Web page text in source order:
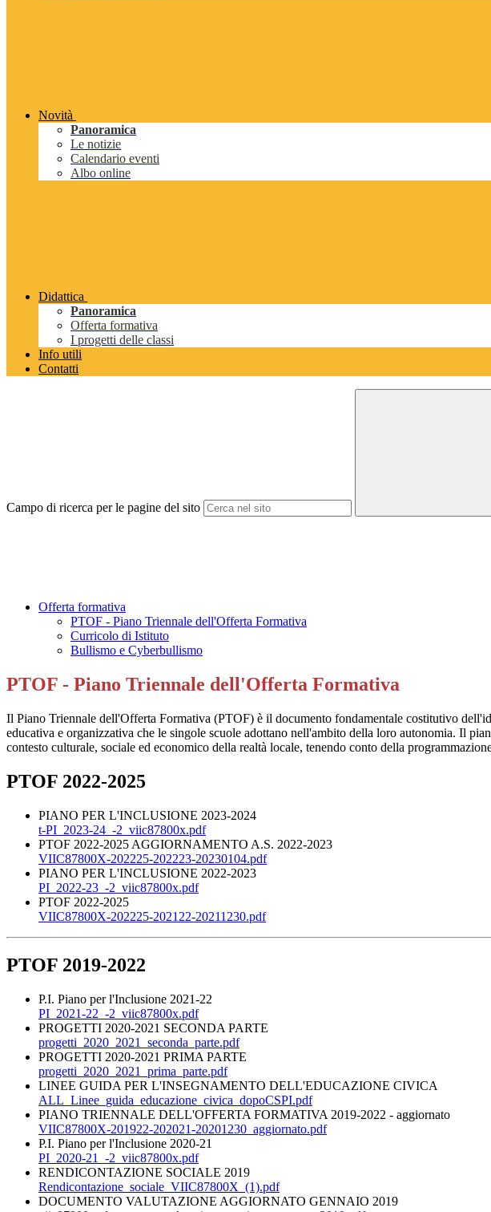
Novità
Panoramica
Le notizie
Calendario eventi
Albo online
Didattica
Panoramica
Offerta formativa
I progetti delle classi
Info utili
Contatti
Campo di ricerca per le pagine del sito
Offerta formativa
PTOF - Piano Triennale dell'Offerta Formativa
Curricolo di Istituto
Bullismo e Cyberbullismo
PTOF - Piano Triennale dell'Offerta Formativa
Il Piano Triennale dell'Offerta Formativa (PTOF) è il documento fondamentale costitutivo
educativa e organizzativa che le singole scuole adottano nell'ambito della loro autonomia. Il
contesto culturale, sociale ed economico della realtà locale, tenendo conto della
PTOF 2022-2025
PIANO PER L'INCLUSIONE 2023-2024
t-PI_2023-24_-2_viic87800x.pdf
PTOF 2022-2025 AGGIORNAMENTO A.S. 2022-2023
VIIC87800X-202225-202223-20230104.pdf
PIANO PER L'INCLUSIONE 2022-2023
PI_2022-23_-2_viic87800x.pdf
PTOF 2022-2025
VIIC87800X-202225-202122-20211230.pdf
PTOF 2019-2022
P.I. Piano per l'Inclusione 2021-22
PI_2021-22_-2_viic87800x.pdf
PROGETTI 2020-2021 SECONDA PARTE
progetti_2020_2021_seconda_parte.pdf
PROGETTI 2020-2021 PRIMA PARTE
progetti_2020_2021_prima_parte.pdf
LINEE GUIDA PER L'INSEGNAMENTO DELL'EDUCAZIONE CIVICA
ALL_Linee_guida_educazione_civica_dopoCSPI.pdf
PIANO TRIENNALE DELL'OFFERTA FORMATIVA 2019-2022 - aggiornato
VIIC87800X-201922-202021-20201230_aggiornato.pdf
P.I. Piano per l'Inclusione 2020-21
PI_2020-21_-2_viic87800x.pdf
RENDICONTAZIONE SOCIALE 2019
Rendicontazione_sociale_VIIC87800X_(1).pdf
DOCUMENTO VALUTAZIONE AGGIORNATO GENNAIO 2019